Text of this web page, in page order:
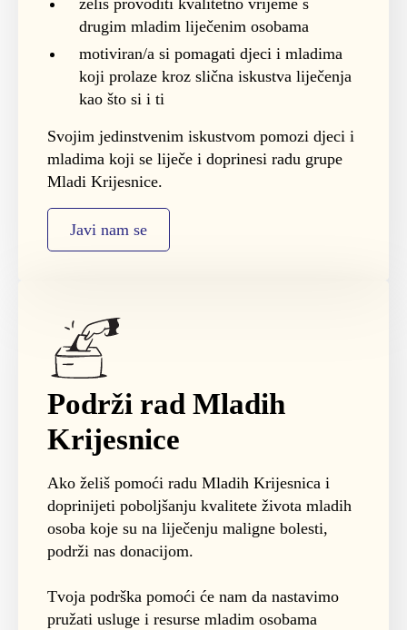
želiš provoditi kvalitetno vrijeme s
drugim mladim liječenim osobama
motiviran/a si pomagati djeci i mladima
koji prolaze kroz slična iskustva liječenja
kao što si i ti
Svojim jedinstvenim iskustvom pomozi djeci i
mladima koji se liječe i doprinesi radu grupe
Mladi Krijesnice.
Javi nam se
Podrži rad Mladih
Krijesnice
Ako želiš pomoći radu Mladih Krijesnica i
doprinijeti poboljšanju kvalitete života mladih
osoba koje su na liječenju maligne bolesti,
podrži nas donacijom.
Tvoja podrška pomoći će nam da nastavimo
pružati usluge i resurse mladim osobama